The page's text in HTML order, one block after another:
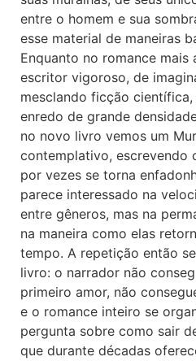
entre o homem e sua
esse material de maneiras
Enquanto no romance
escritor vigoroso, de
mesclando ficção
enredo de grande
no novo livro vemos um
contemplativo, escrevendo
por vezes se torna
parece interessado na
entre gêneros, mas na
na maneira como elas
tempo. A repetição então
livro: o narrador não
primeiro amor, não
e o romance inteiro se
pergunta sobre como sair
que durante décadas